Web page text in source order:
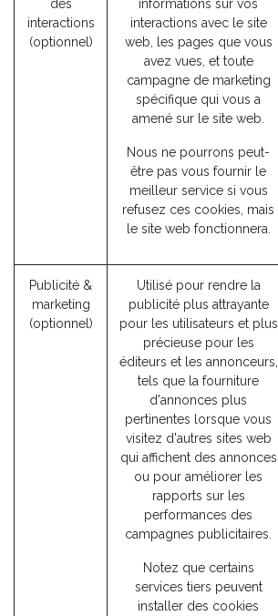
des
interactions
(optionnel)
informations sur vos
interactions avec le site
web, les pages que vous
avez vues, et toute
campagne de marketing
spécifique qui vous a
amené sur le site web.
Nous ne pourrons peut-
être pas vous fournir le
meilleur service si vous
refusez ces cookies, mais
le site web fonctionnera.
Publicité &
marketing
(optionnel)
Utilisé pour rendre la
publicité plus attrayante
pour les utilisateurs et plus
précieuse pour les
éditeurs et les annonceurs,
tels que la fourniture
d'annonces plus
pertinentes lorsque vous
visitez d'autres sites web
qui affichent des annonces
ou pour améliorer les
rapports sur les
performances des
campagnes publicitaires.
Notez que certains
services tiers peuvent
installer des cookies